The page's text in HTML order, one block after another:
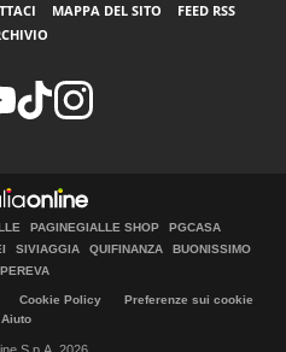
MAPPA DEL SITO
FEED RSS
PAGINEGIALLE SHOP
PGCASA
SIVIAGGIA QUIFINANZA
BUONISSIMO
Cookie Policy
Preferenze sui cookie
Aiuto